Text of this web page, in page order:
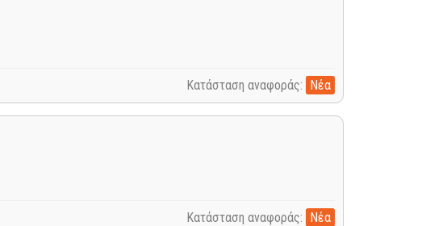
Κατάσταση αναφοράς: Νέα
Κατάσταση αναφοράς: Νέα